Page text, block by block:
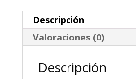
cantidad
Descripción
Valoraciones (0)
Descripción